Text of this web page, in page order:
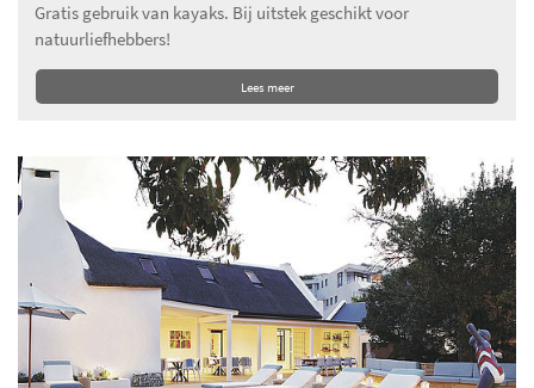
Gratis gebruik van kayaks. Bij uitstek geschikt voor
natuurliefhebbers!
Lees meer